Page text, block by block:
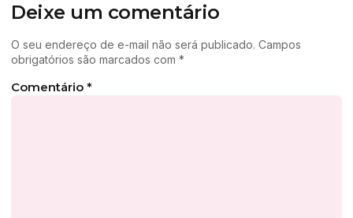
Deixe um comentário
O seu endereço de e-mail não será publicado. Campos
obrigatórios são marcados com *
Comentário *